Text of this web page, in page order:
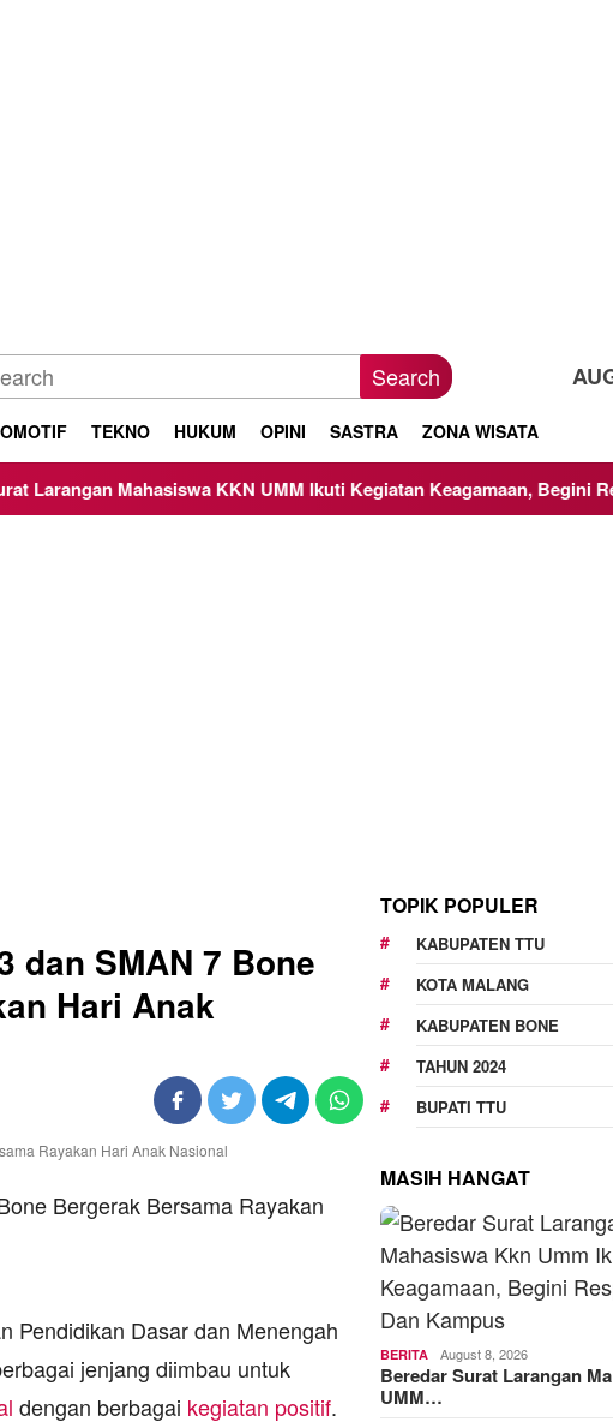
Search
TEKNO HUKUM OPINI SASTRA ZONA WISATA
KKN UMM Ikuti Kegiatan Keagamaan, Begini Respons PCNU
dan SMAN 7 Bone
Hari Anak
Pendidikan Dasar dan Menengah
jenjang diimbau untuk
dengan berbagai kegiatan positif.
TOPIK POPULER
KABUPATEN TTU
KOTA MALANG
KABUPATEN BONE
TAHUN 2024
BUPATI TTU
MASIH HANGAT
BERITA August 8, 2026
Beredar Surat Larangan
UMM…